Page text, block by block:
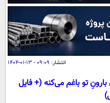
انتشار: ۰۹:۰۹ - ۱۳-۰۱-۱۴۰۴
بارونِ تو باغم می‌کنه (+ فایل